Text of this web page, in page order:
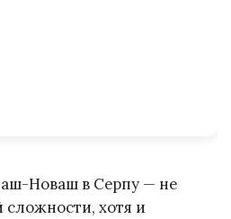
Новаш в Серпу — не
сложности, хотя и